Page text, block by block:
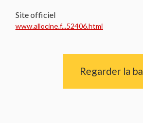
Site officiel
www.allocine.f...52406.html
Regarder la